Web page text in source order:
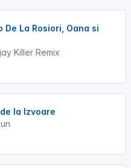
De La Rosiori, Oana si
Killer Remix
la Izvoare